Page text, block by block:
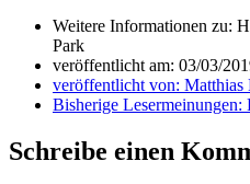
Weitere Informationen zu:
Park
veröffentlicht am: 03/03/
veröffentlicht von: Matthias
Bisherige Lesermeinungen:
Schreibe einen